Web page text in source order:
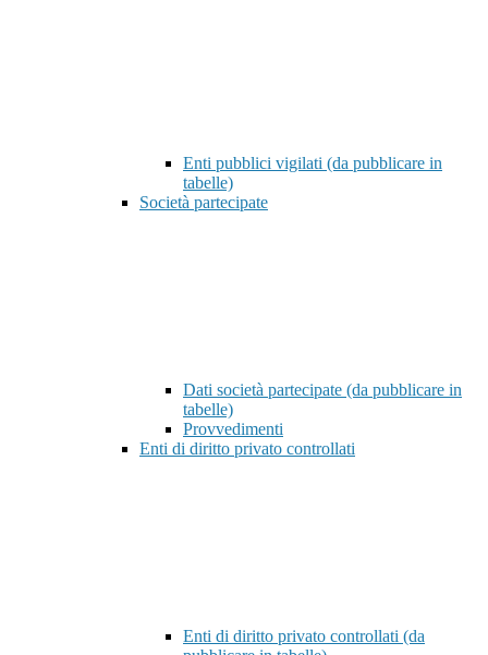
Enti pubblici vigilati (da pubblicare in
tabelle)
Società partecipate
Dati società partecipate (da pubblicare in
tabelle)
Provvedimenti
Enti di diritto privato controllati
Enti di diritto privato controllati (da